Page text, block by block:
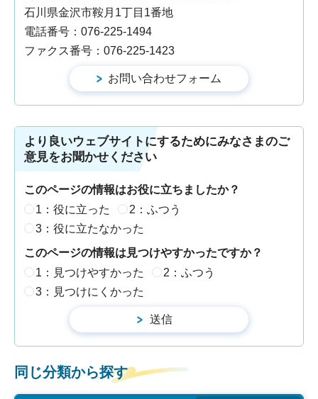
石川県金沢市鞍月1丁目1番地
電話番号：076-225-1494
ファクス番号：076-225-1423
より良いウェブサイトにするためにみなさまのご
意見をお聞かせください
このページの情報はお役に立ちましたか？
1：役に立った
2：ふつう
3：役に立たなかった
このページの情報は見つけやすかったですか？
1：見つけやすかった
2：ふつう
3：見つけにくかった
同じ分類から探す